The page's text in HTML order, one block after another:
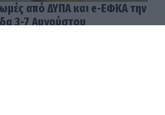
από ΔΥΠΑ και e-ΕΦΚΑ την
3-7 Αυγούστου